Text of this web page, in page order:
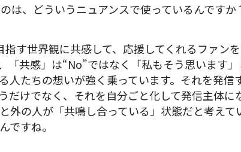
は、どういうニュアンスで使っているんですか
指す世界観に共感して、応援してくれるファン
「共感」は“No”ではなく「私もそう思います
人たちの想いが強く乗っています。それを発
だけでなく、それを自分ごと化して発信主体に
外の人が「共鳴し合っている」状態だと考えて
ですね。